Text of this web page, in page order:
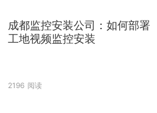
成都监控安装公司：如何部署
工地视频监控安装
2196 阅读